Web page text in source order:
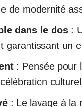
de modernité
dans le dos :
garantissant un
: Pensée pour
: Le lavage à la